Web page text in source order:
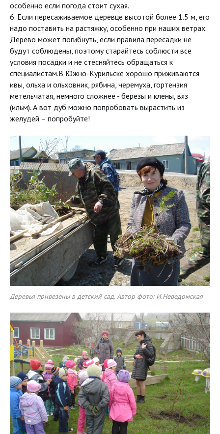
особенно если погода стоит сухая.
6. Если пересаживаемое деревце высотой более 1.5 м, его
надо поставить на растяжку, особенно при наших ветрах.
Дерево может погибнуть, если правила пересадки не
будут соблюдены, поэтому старайтесь соблюсти все
условия посадки и не стесняйтесь обращаться к
специалистам.В Южно-Курильске хорошо приживаются
ивы, ольха и ольховник, рябина, черемуха, гортензия
метельчатая, немного сложнее - березы и клены, вяз
(ильм). А вот дуб можно попробовать вырастить из
желудей – попробуйте!
Деревья привезены в детский сад. Автор фото: И.Неведомская